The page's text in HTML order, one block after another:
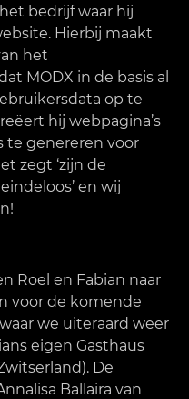
bedrijf waar hij
Hierbij maakt
het
MODX in de basis al
op te
hij webpagina’s
te genereren voor
zegt ‘zijn de
en wij
Roel en Fabian naar
voor de komende
we uiteraard weer
eigen Gasthaus
De
Ballaira van